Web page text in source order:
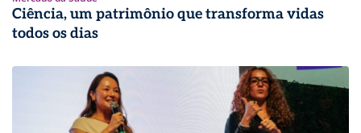
Ciência, um patrimônio que transforma vidas
todos os dias